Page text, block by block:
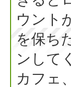
ウント
を保ち
ンして
カフェ